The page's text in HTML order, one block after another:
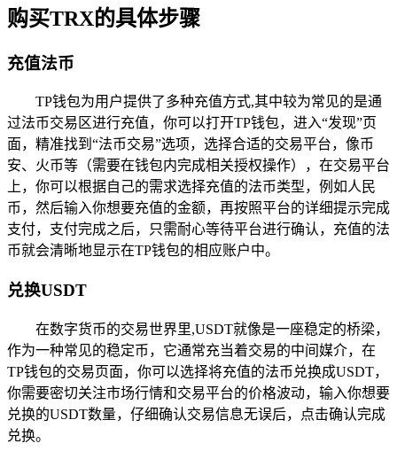
购买TRX的具体步骤
充值法币
TP钱包为用户提供了多种充值方式,其中较为常见的是通
过法币交易区进行充值，你可以打开TP钱包，进入“发现”页
面，精准找到“法币交易”选项，选择合适的交易平台，像币
安、火币等（需要在钱包内完成相关授权操作），在交易平台
上，你可以根据自己的需求选择充值的法币类型，例如人民
币，然后输入你想要充值的金额，再按照平台的详细提示完成
支付，支付完成之后，只需耐心等待平台进行确认，充值的法
币就会清晰地显示在TP钱包的相应账户中。
兑换USDT
在数字货币的交易世界里,USDT就像是一座稳定的桥梁，
作为一种常见的稳定币，它通常充当着交易的中间媒介，在
TP钱包的交易页面，你可以选择将充值的法币兑换成USDT，
你需要密切关注市场行情和交易平台的价格波动，输入你想要
兑换的USDT数量，仔细确认交易信息无误后，点击确认完成
兑换。